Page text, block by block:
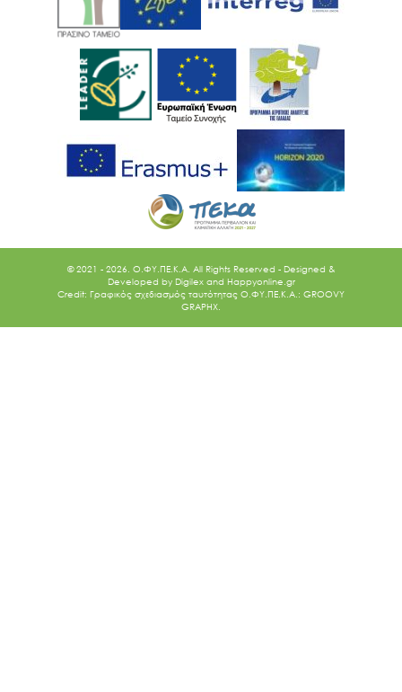
© 2021 - 2026. O.ΦΥ.ΠΕ.Κ.Α. All Rights Reserved - Designed &
Developed by Digilex and Happyonline.gr
Credit: Γραφικός σχεδιασμός ταυτότητας Ο.ΦΥ.ΠΕ.Κ.Α.: GROOVY
GRAPHX.